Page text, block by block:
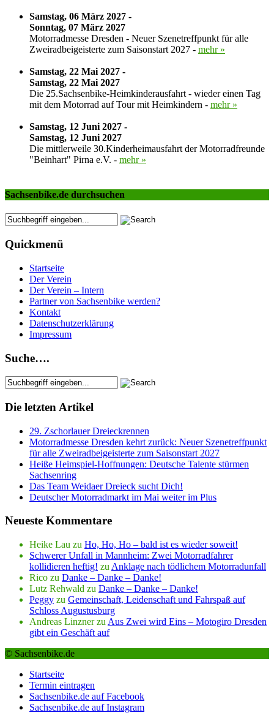
Samstag, 06 März 2027 -
Sonntag, 07 März 2027
Motorradmesse Dresden - Neuer Szenetreffpunkt für alle
Zweiradbeigeisterte zum Saisonstart 2027 - mehr »
Samstag, 22 Mai 2027 -
Samstag, 22 Mai 2027
Die 25.Sachsenbike-Heimkinderausfahrt - wieder einen Tag
mit dem Motorrad auf Tour mit Heimkindern - mehr »
Samstag, 12 Juni 2027 -
Samstag, 12 Juni 2027
Die mittlerweile 30.Kinderheimausfahrt der Motorradfreunde
"Beinhart" Pirna e.V. - mehr »
Sachsenbike.de durchsuchen
Quickmenü
Startseite
Der Verein
Der Verein – Intern
Partner von Sachsenbike werden?
Kontakt
Datenschutzerklärung
Impressum
Suche….
Die letzten Artikel
29. Zschorlauer Dreieckrennen
Motorradmesse Dresden kehrt zurück: Neuer Szenetreffpunkt
für alle Zweiradbeigeisterte zum Saisonstart 2027
Heiße Heimspiel-Hoffnungen: Deutsche Talente stürmen
Sachsenring
Das Team Weidaer Dreieck sucht Dich!
Deutscher Motorradmarkt im Mai weiter im Plus
Neueste Kommentare
Heike Lau zu Ho, Ho, Ho – bald ist es wieder soweit!
Schwerer Unfall in Mannheim: Zwei Motorradfahrer
kollidieren heftig! zu Anklage nach tödlichem Motorradunfall
Rico zu Danke – Danke – Danke!
Lutz Rehwald zu Danke – Danke – Danke!
Peggy zu Gemeinschaft, Leidenschaft und Fahrspaß auf
Schloss Augustusburg
Andreas Linznerzu Aus Zwei wird Eins – Motogiro Dresden
gibt ein Geschäft auf
© Sachsenbike.de
Startseite
Termin eintragen
Sachsenbike.de auf Facebook
Sachsenbike.de auf Instagram